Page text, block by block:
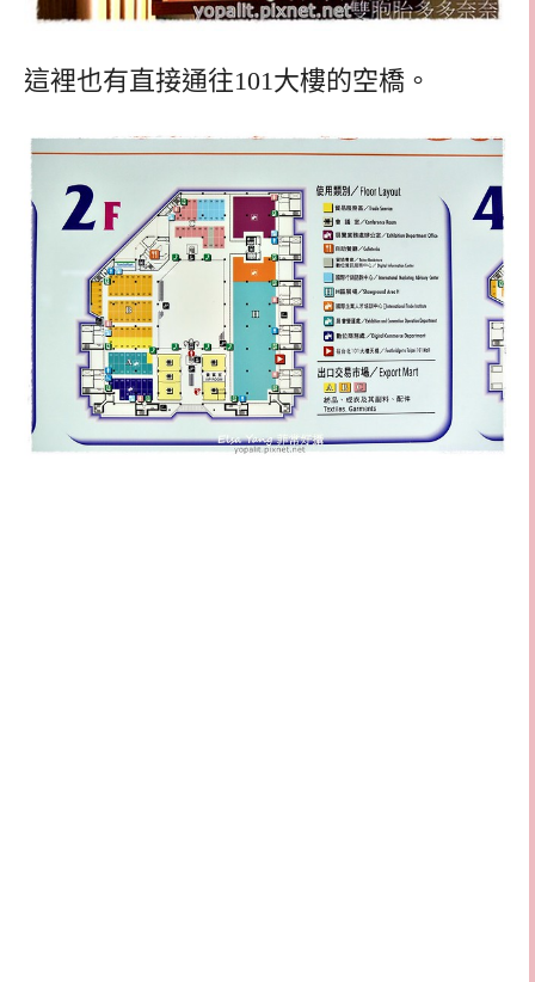
這裡也有直接通往101大樓的空橋。